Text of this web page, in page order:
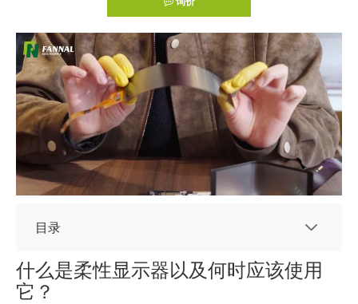
目录
什么是柔性显示器以及何时应该使用
它？